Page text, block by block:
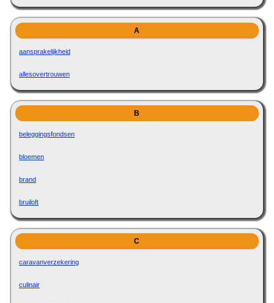
A
aansprakelijkheid
allesovertrouwen
B
beleggingsfondsen
bloemen
brand
bruiloft
C
caravanverzekering
culinair